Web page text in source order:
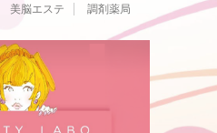
美脳エステ 調剤薬局